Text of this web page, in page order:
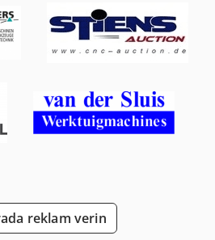
bir şekilde yönlendirilir - Metal
- bir DROOP & REIN portal freze
mil ve SIEMENS servo motor
motor ile tahrik (RN 000 B25)
uzunluk 9500 mm Genişlik
1050 mm ölü ağırlık 28 ton iyi
reklam verin